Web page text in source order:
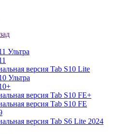
Ультра
версия Tab S10 Lite
Ультра
версия Tab S10 FE+
версия Tab S10 FE
версия Tab S6 Lite 2024